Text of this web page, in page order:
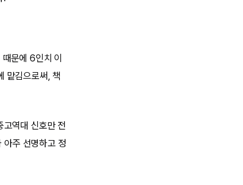
문에 6인치 이
맡김으로써, 책
역대 신호만 전
아주 선명하고 정